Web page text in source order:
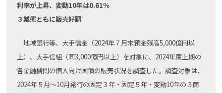
利率が上昇、変動10年は0.61％
３業態ともに販売好調
地域銀行等、大手信金（2024年７月末預金残高5,000億円以
上）、大手信組（同3,000億円以上）を対象に、2024年度上期の
各金融機関の個人向け国債の販売状況を調査した。調査対象は、
2024年５月～10月発行の固定３年・固定５年・変動10年の３商